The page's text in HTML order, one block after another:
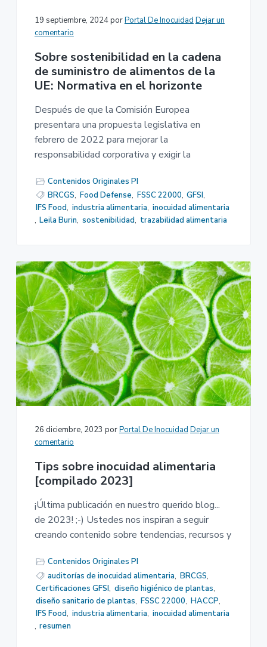
19 septiembre, 2024porPortal De Inocuidad Dejar un
comentario
Sobre sostenibilidad en la cadena
de suministro de alimentos de la
UE: Normativa en el horizonte
Después de que la Comisión Europea
presentara una propuesta legislativa en
febrero de 2022 para mejorar la
responsabilidad corporativa y exigir la
Contenidos Originales PI
BRCGS, Food Defense, FSSC 22000, GFSI,
IFS Food, industria alimentaria, inocuidad alimentaria
, Leila Burin, sostenibilidad, trazabilidad alimentaria
26 diciembre, 2023 porPortal De Inocuidad Dejar un
comentario
Tips sobre inocuidad alimentaria
[compilado 2023]
¡Última publicación en nuestro querido blog...
de 2023! ;-) Ustedes nos inspiran a seguir
creando contenido sobre tendencias, recursos y
Contenidos Originales PI
auditorías de inocuidad alimentaria, BRCGS,
Certificaciones GFSI, diseño higiénico de plantas,
diseño sanitario de plantas, FSSC 22000, HACCP,
IFS Food, industria alimentaria, inocuidad alimentaria
, resumen